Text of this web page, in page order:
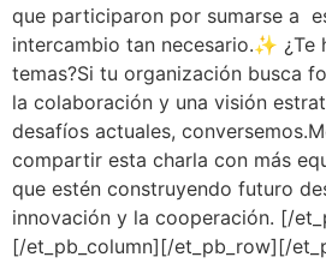
que participaron por sumarse a
intercambio tan necesario.✨ ¿Te
temas?Si tu organización busca
la colaboración y una visión
desafíos actuales,
compartir esta charla con más
que estén construyendo futuro
innovación y la cooperación. [/
[/et_pb_column][/et_pb_row][/